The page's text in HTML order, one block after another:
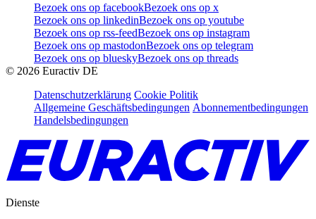
Bezoek ons op facebookBezoek ons op x
Bezoek ons op linkedinBezoek ons op youtube
Bezoek ons op rss-feedBezoek ons op instagram
Bezoek ons op mastodonBezoek ons op telegram
Bezoek ons op blueskyBezoek ons op threads
© 2026 Euractiv DE
Datenschutzerklärung Cookie Politik
Allgemeine Geschäftsbedingungen Abonnementbedingungen
Handelsbedingungen
Dienste